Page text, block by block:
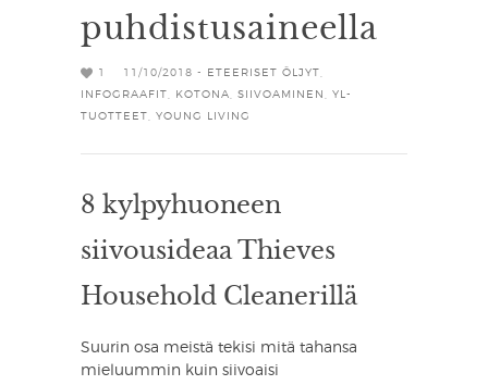
puhdistusaineella
1 11/10/2018 - ETEERISET ÖLJYT
INFOGRAAFIT
KOTONA SIIVOAMINEN
YL-
TUOTTEET
YOUNG LIVING
8 kylpyhuoneen
siivousideaa Thieves
Household Cleanerillä
Suurin osa meistä tekisi mitä tahansa
mieluummin kuin siivoaisi